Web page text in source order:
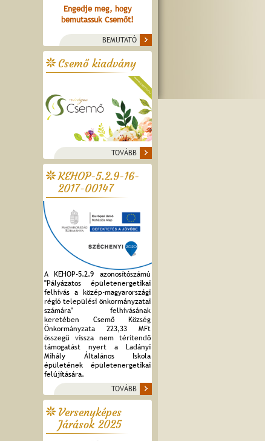
Engedje meg, hogy
bemutassuk Csemőt!
BEMUTATÓ
Csemő kiadvány
TOVÁBB
KEHOP-5.2.9-16-
2017-00147
A KEHOP-5.2.9 azonosítószámú
"Pályázatos épületenergetikai
felhívás a közép-magyarországi
régió települési önkormányzatai
számára" felhívásának
keretében Csemő Község
Önkormányzata 223,33 MFt
összegű vissza nem térítendő
támogatást nyert a Ladányi
Mihály Általános Iskola
épületének épületenergetikai
felújítására.
TOVÁBB
Versenyképes
Járások 2025